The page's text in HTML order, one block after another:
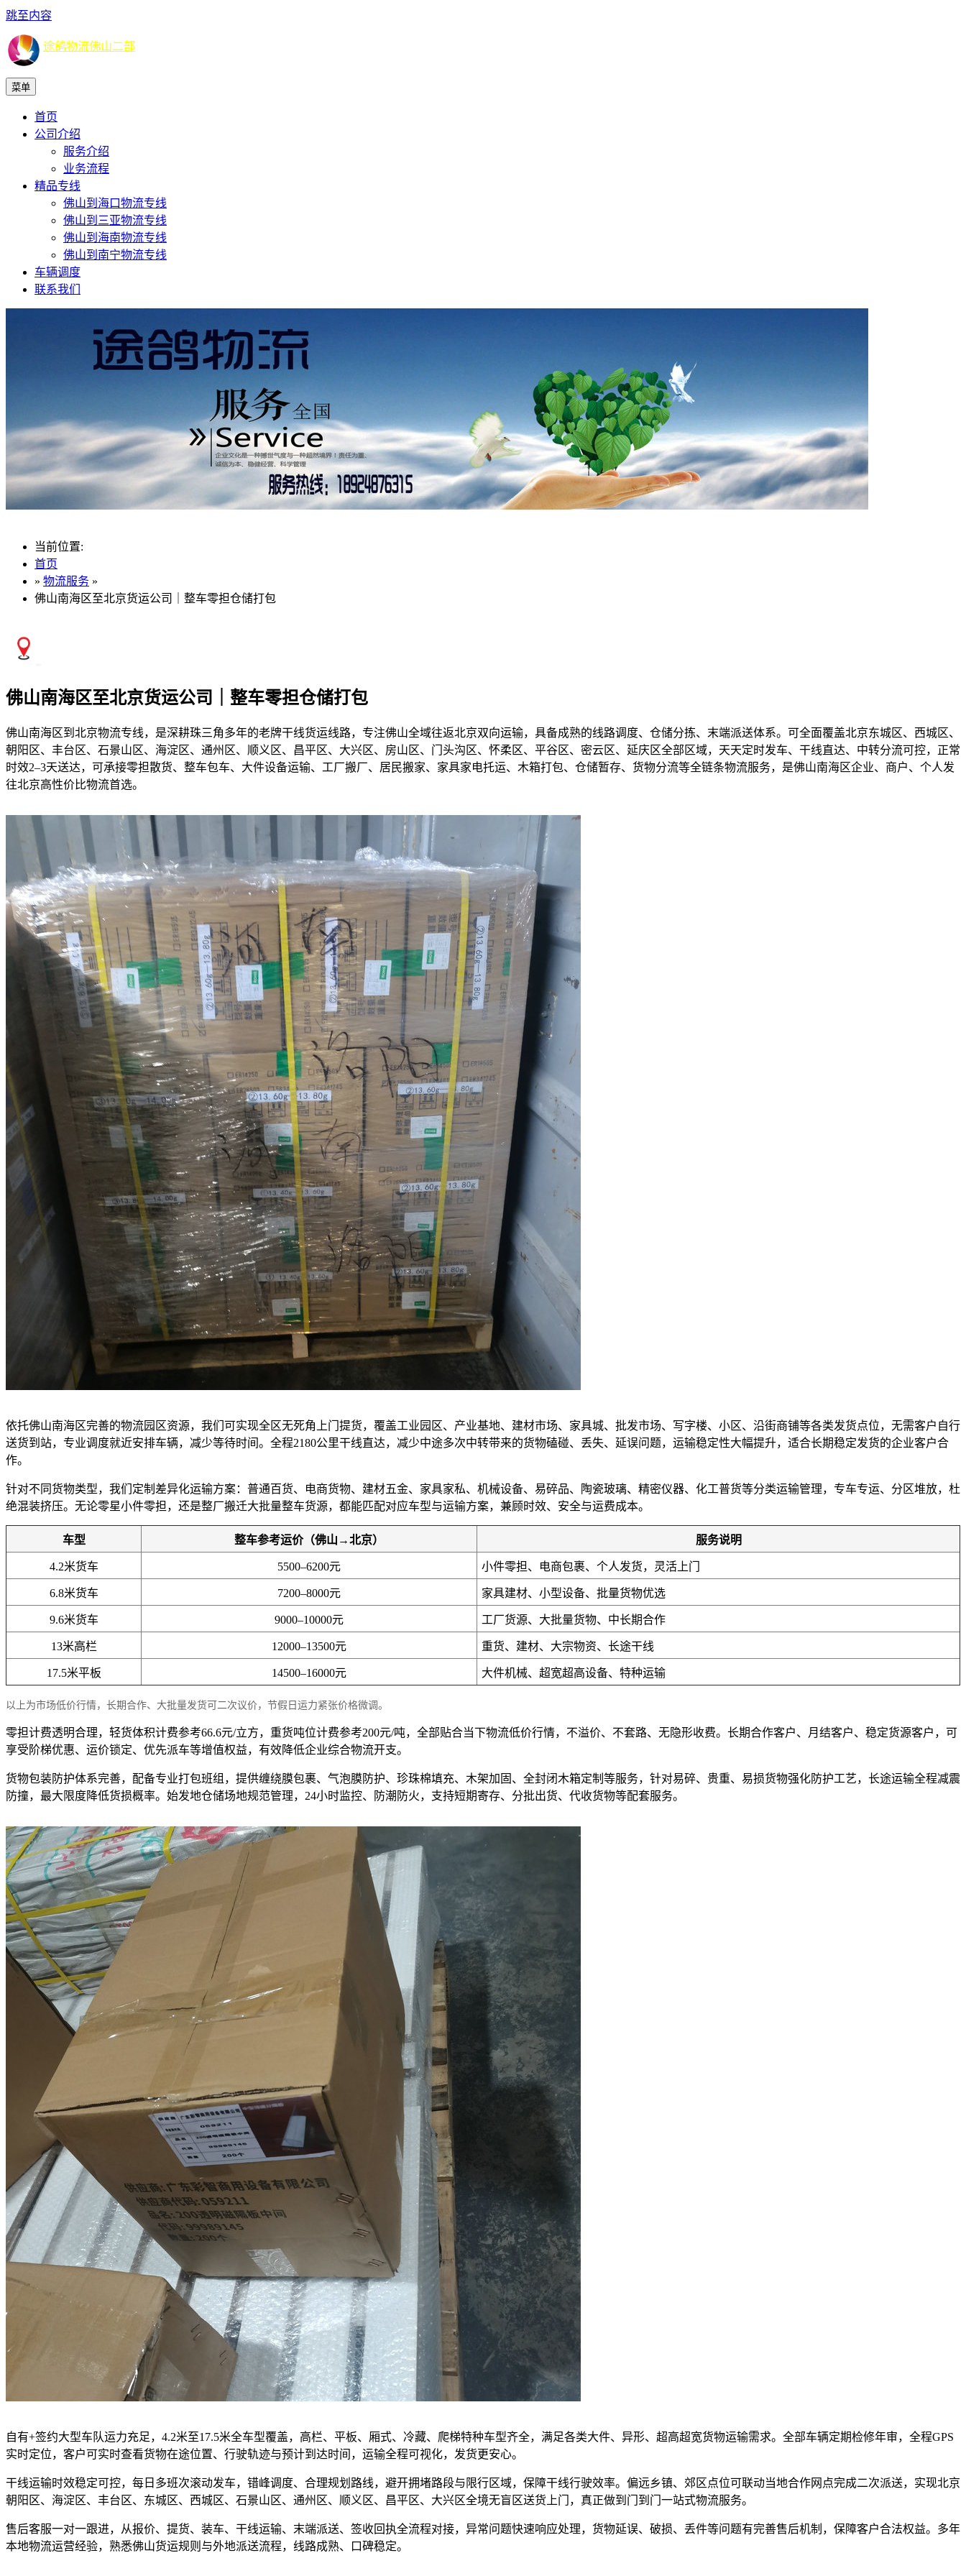
跳至内容
途鸽物流佛山二部
菜单
首页
公司介绍
服务介绍
业务流程
精品专线
佛山到海口物流专线
佛山到三亚物流专线
佛山到海南物流专线
佛山到南宁物流专线
车辆调度
联系我们
当前位置:
首页
» 物流服务 »
佛山南海区至北京货运公司｜整车零担仓储打包
佛山南海区至北京货运公司｜整车零担仓储打包
佛山南海区到北京物流专线，是深耕珠三角多年的老牌干线货运线路，专注佛山全域往返北京双向运输，具备成熟的线路调度、仓储分拣、末端派送体系。可全面覆盖北京东城区、西城区、
朝阳区、丰台区、石景山区、海淀区、通州区、顺义区、昌平区、大兴区、房山区、门头沟区、怀柔区、平谷区、密云区、延庆区全部区域，天天定时发车、干线直达、中转分流可控，正常
时效2–3天送达，可承接零担散货、整车包车、大件设备运输、工厂搬厂、居民搬家、家具家电托运、木箱打包、仓储暂存、货物分流等全链条物流服务，是佛山南海区企业、商户、个人发
往北京高性价比物流首选。
依托佛山南海区完善的物流园区资源，我们可实现全区无死角上门提货，覆盖工业园区、产业基地、建材市场、家具城、批发市场、写字楼、小区、沿街商铺等各类发货点位，无需客户自行
送货到站，专业调度就近安排车辆，减少等待时间。全程2180公里干线直达，减少中途多次中转带来的货物磕碰、丢失、延误问题，运输稳定性大幅提升，适合长期稳定发货的企业客户合
作。
针对不同货物类型，我们定制差异化运输方案：普通百货、电商货物、建材五金、家具家私、机械设备、易碎品、陶瓷玻璃、精密仪器、化工普货等分类运输管理，专车专运、分区堆放，杜
绝混装挤压。无论零星小件零担，还是整厂搬迁大批量整车货源，都能匹配对应车型与运输方案，兼顾时效、安全与运费成本。
车型 整车参考运价（佛山→北京） 服务说明
4.2米货车 5500–6200元 小件零担、电商包裹、个人发货，灵活上门
6.8米货车 7200–8000元 家具建材、小型设备、批量货物优选
9.6米货车 9000–10000元 工厂货源、大批量货物、中长期合作
13米高栏 12000–13500元 重货、建材、大宗物资、长途干线
17.5米平板 14500–16000元 大件机械、超宽超高设备、特种运输
以上为市场低价行情，长期合作、大批量发货可二次议价，节假日运力紧张价格微调。
零担计费透明合理，轻货体积计费参考66.6元/立方，重货吨位计费参考200元/吨，全部贴合当下物流低价行情，不溢价、不套路、无隐形收费。长期合作客户、月结客户、稳定货源客户，可
享受阶梯优惠、运价锁定、优先派车等增值权益，有效降低企业综合物流开支。
货物包装防护体系完善，配备专业打包班组，提供缠绕膜包裹、气泡膜防护、珍珠棉填充、木架加固、全封闭木箱定制等服务，针对易碎、贵重、易损货物强化防护工艺，长途运输全程减震
防撞，最大限度降低货损概率。始发地仓储场地规范管理，24小时监控、防潮防火，支持短期寄存、分批出货、代收货物等配套服务。
自有+签约大型车队运力充足，4.2米至17.5米全车型覆盖，高栏、平板、厢式、冷藏、爬梯特种车型齐全，满足各类大件、异形、超高超宽货物运输需求。全部车辆定期检修年审，全程GPS
实时定位，客户可实时查看货物在途位置、行驶轨迹与预计到达时间，运输全程可视化，发货更安心。
干线运输时效稳定可控，每日多班次滚动发车，错峰调度、合理规划路线，避开拥堵路段与限行区域，保障干线行驶效率。偏远乡镇、郊区点位可联动当地合作网点完成二次派送，实现北京
朝阳区、海淀区、丰台区、东城区、西城区、石景山区、通州区、顺义区、昌平区、大兴区全境无盲区送货上门，真正做到门到门一站式物流服务。
售后客服一对一跟进，从报价、提货、装车、干线运输、末端派送、签收回执全流程对接，异常问题快速响应处理，货物延误、破损、丢件等问题有完善售后机制，保障客户合法权益。多年
本地物流运营经验，熟悉佛山货运规则与外地派送流程，线路成熟、口碑稳定。